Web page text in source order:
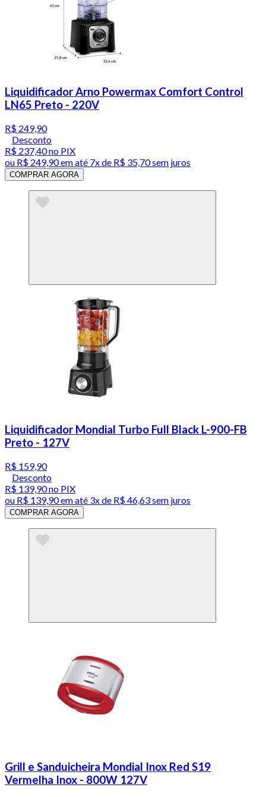
Liquidificador Arno Powermax Comfort Control
LN65 Preto - 220V
R$ 249,90
Desconto
R$ 237,40no PIX
ou R$ 249,90em até 7x de R$ 35,70 sem juros
COMPRAR AGORA
Liquidificador Mondial Turbo Full Black L-900-FB
Preto - 127V
R$ 159,90
Desconto
R$ 139,90no PIX
ou R$ 139,90em até 3x de R$ 46,63 sem juros
COMPRAR AGORA
Grill e Sanduicheira Mondial Inox Red S19
Vermelha Inox - 800W 127V